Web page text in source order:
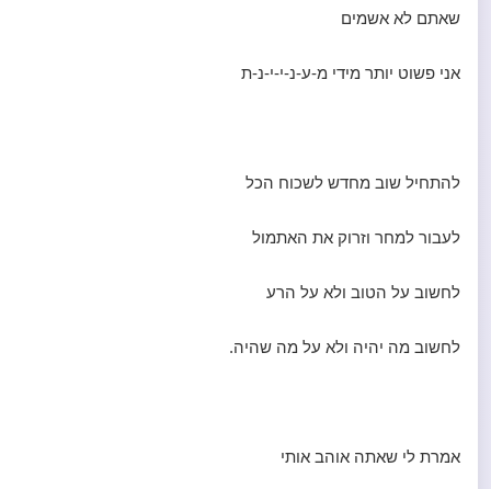
שאתם לא אשמים
אני פשוט יותר מידי מ-ע-נ-י-י-נ-ת
להתחיל שוב מחדש לשכוח הכל
לעבור למחר וזרוק את האתמול
לחשוב על הטוב ולא על הרע
לחשוב מה יהיה ולא על מה שהיה.
אמרת לי שאתה אוהב אותי